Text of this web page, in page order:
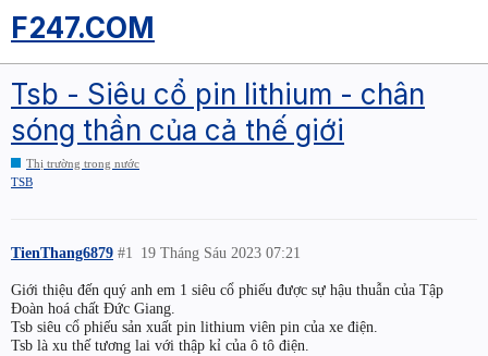
F247.COM
Tsb - Siêu cổ pin lithium - chân
sóng thần của cả thế giới
Thị trường trong nước
TSB
TienThang6879 19 Tháng Sáu 2023 07:21
#1
Giới thiệu đến quý anh em 1 siêu cổ phiếu được sự hậu thuẫn của Tập
Đoàn hoá chất Đức Giang.
Tsb siêu cổ phiếu sản xuất pin lithium viên pin của xe điện.
Tsb là xu thế tương lai với thập kỉ của ô tô điện.